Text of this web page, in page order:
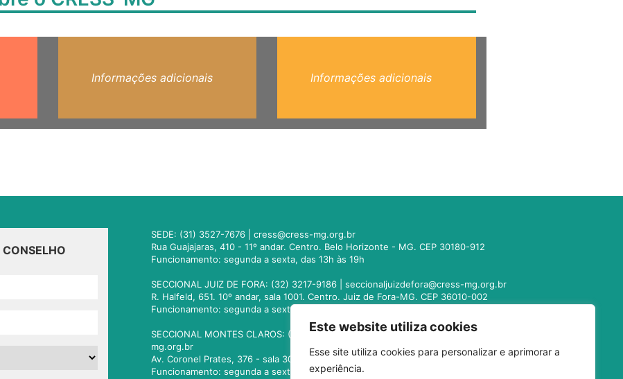
Este website utiliza cookies
Esse site utiliza cookies para personalizar e aprimorar a
experiência.
Informações adicionais Informações adicionais
SEDE: (31) 3527-7676 |cress@cress-mg.org.br
Rua Guajajaras, 410 - 11º andar. Centro. Belo Horizonte - MG. CEP 30180-912
Funcionamento: segunda a sexta, das 13h às 19h
SECCIONAL JUIZ DE FORA: (32) 3217-9186 |seccionaljuizdefora@cress-mg.org.br
R. Halfeld, 651. 10º andar, sala 1001. Centro. Juiz de Fora-MG. CEP 36010-002
Funcionamento: segunda a sexta, das 13h às 19h
SECCIONAL MONTES CLAROS: (38) 3221-9358 |seccionalmontesclaros@cress-
mg.org.br
Av. Coronel Prates, 376 - sala 301. Centro. Montes Claros - MG. CEP 39400-104
Funcionamento: segunda a sexta, das 13h às 19h